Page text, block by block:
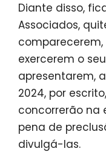
Diante disso,
Associados,
exercerem o
apresentarem,
2024, por
concorrerão na
pena de
divulgá-las.